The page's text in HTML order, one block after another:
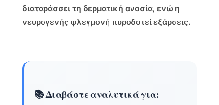
διαταράσσει τη δερματική ανοσία, ενώ η
νευρογενής φλεγμονή πυροδοτεί εξάρσεις.
📚 Διαβάστε αναλυτικά για: